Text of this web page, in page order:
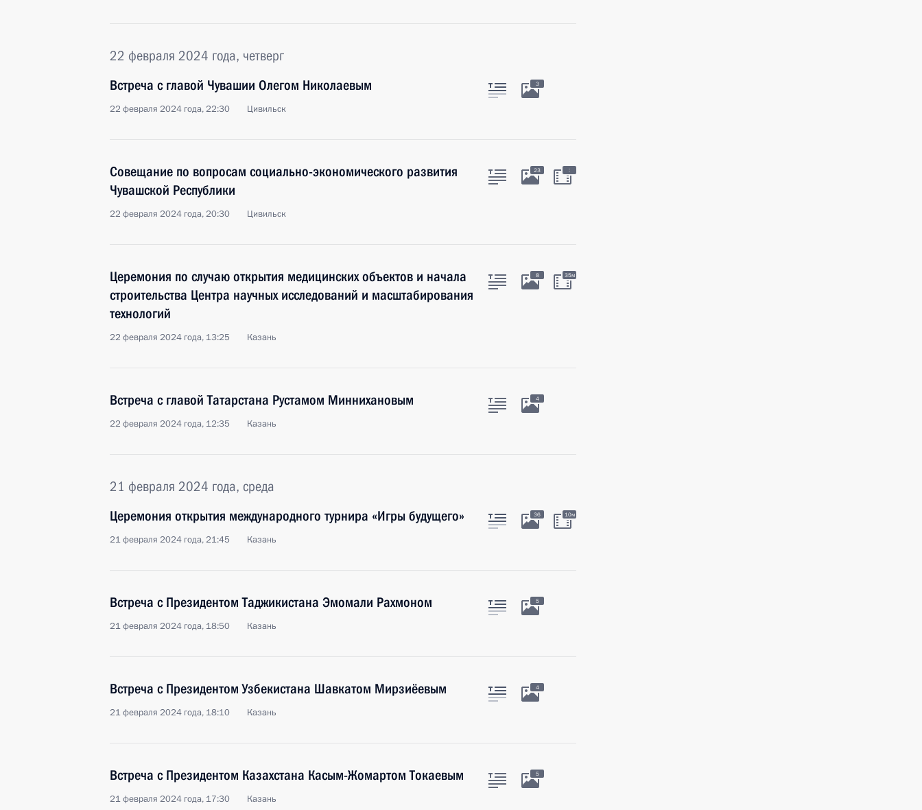
22 февраля 2024 года, четверг
Встреча с главой Чувашии Олегом Николаевым
22 февраля 2024 года, 22:30 Цивильск
3
Совещание по вопросам социально-экономического развития
Чувашской Республики
22 февраля 2024 года, 20:30 Цивильск
23 :
Церемония по случаю открытия медицинских объектов и начала
строительства Центра научных исследований и масштабирования
технологий
22 февраля 2024 года, 13:25 Казань
8 35м
Встреча с главой Татарстана Рустамом Миннихановым
22 февраля 2024 года, 12:35 Казань
4
21 февраля 2024 года, среда
Церемония открытия международного турнира «Игры будущего»
21 февраля 2024 года, 21:45 Казань
36 10м
Встреча с Президентом Таджикистана Эмомали Рахмоном
21 февраля 2024 года, 18:50 Казань
5
Встреча с Президентом Узбекистана Шавкатом Мирзиёевым
21 февраля 2024 года, 18:10 Казань
4
Встреча с Президентом Казахстана Касым-Жомартом Токаевым
21 февраля 2024 года, 17:30 Казань
5